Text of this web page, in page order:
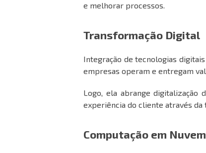
e melhorar processos.
Transformação Digital
Integração de tecnologias
empresas operam e entregam
Logo, ela abrange digitalização
experiência do cliente através da
Computação em Nuvem